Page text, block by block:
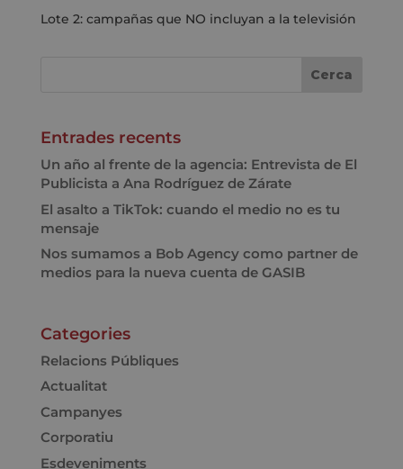
Lote 2: campañas que NO incluyan a la televisión
Entrades recents
Un año al frente de la agencia: Entrevista de El
Publicista a Ana Rodríguez de Zárate
El asalto a TikTok: cuando el medio no es tu
mensaje
Nos sumamos a Bob Agency como partner de
medios para la nueva cuenta de GASIB
Categories
Relacions Públiques
Actualitat
Campanyes
Corporatiu
Esdeveniments